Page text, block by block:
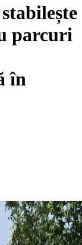
parcuri
în